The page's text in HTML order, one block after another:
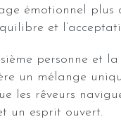
émotionnel plus
et
personne et la
un mélange
les rêveurs
un esprit ouvert.